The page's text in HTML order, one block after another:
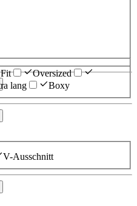
Oversized
lang Boxy
V-Ausschnitt